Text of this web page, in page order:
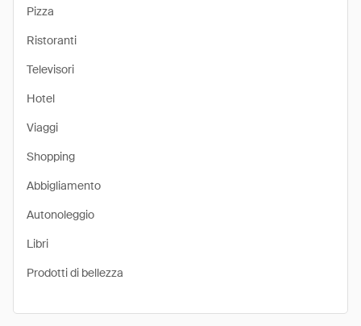
Pizza
Ristoranti
Televisori
Hotel
Viaggi
Shopping
Abbigliamento
Autonoleggio
Libri
Prodotti di bellezza